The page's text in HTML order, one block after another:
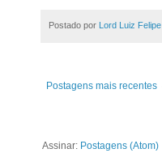
Postado por Lord Luiz Felipe
Postagens mais recentes
Assinar: Postagens (Atom)